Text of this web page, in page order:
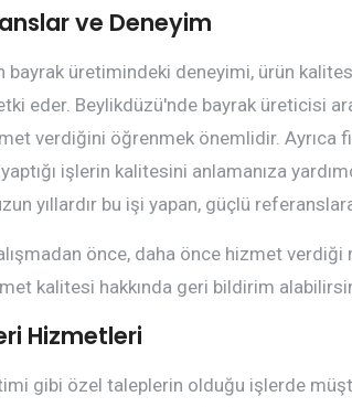
ve Deneyim
bayrak üretimindeki deneyimi, ürün
eder. Beylikdüzü'nde bayrak üreticisi
verdiğini öğrenmek önemlidir. Ayrıca
işlerin kalitesini anlamanıza
yıllardır bu işi yapan, güçlü
önce, daha önce hizmet
kalitesi hakkında geri bildirim
Hizmetleri
gibi özel taleplerin olduğu işlerde